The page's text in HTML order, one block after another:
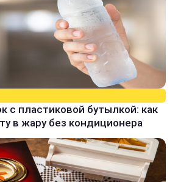
с пластиковой бутылкой: как
в жару без кондиционера